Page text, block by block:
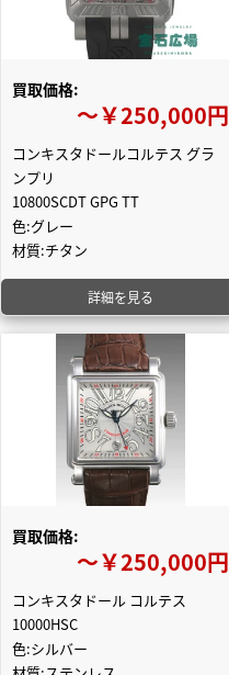
買取価格:
〜￥250,000円
コンキスタドールコルテス グラ
ンプリ
10800SCDT GPG TT
色:グレー
材質:チタン
詳細を見る
買取価格:
〜￥250,000円
コンキスタドール コルテス
10000HSC
色:シルバー